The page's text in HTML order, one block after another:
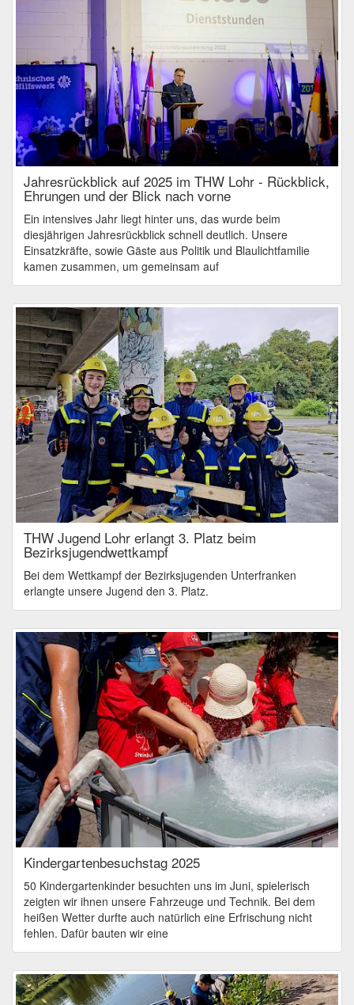
Jahresrückblick auf 2025 im THW Lohr - Rückblick,
Ehrungen und der Blick nach vorne
Ein intensives Jahr liegt hinter uns, das wurde beim
diesjährigen Jahresrückblick schnell deutlich. Unsere
Einsatzkräfte, sowie Gäste aus Politik und Blaulichtfamilie
kamen zusammen, um gemeinsam auf
THW Jugend Lohr erlangt 3. Platz beim
Bezirksjugendwettkampf
Bei dem Wettkampf der Bezirksjugenden Unterfranken
erlangte unsere Jugend den 3. Platz.
Kindergartenbesuchstag 2025
50 Kindergartenkinder besuchten uns im Juni, spielerisch
zeigten wir ihnen unsere Fahrzeuge und Technik. Bei dem
heißen Wetter durfte auch natürlich eine Erfrischung nicht
fehlen. Dafür bauten wir eine